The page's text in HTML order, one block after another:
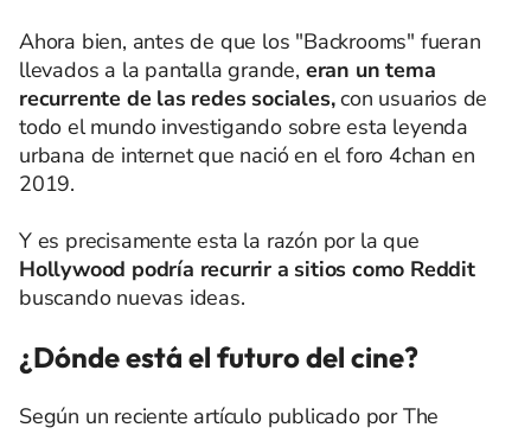
Ahora bien, antes de que los "Backrooms" fueran
llevados a la pantalla grande, eran un tema
recurrente de las redes sociales,con usuarios de
todo el mundo investigando sobre esta leyenda
urbana de internet que nació en el foro 4chan en
2019.
Y es precisamente esta la razón por la que
Hollywood podría recurrir a sitios como Reddit
buscando nuevas ideas.
¿Dónde está el futuro del cine?
Según un reciente artículo publicado por The